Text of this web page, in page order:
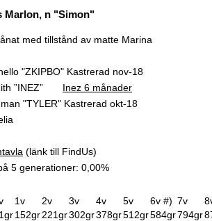
Marlon, n "Simon"
med tillstånd av matte Marina
"ZKIPBO" Kastrerad nov-18
”INEZ” Inez 6 månader
"TYLER" Kastrerad okt-18
(länk till FindUs)
5 generationer: 0,00%
1v 2v 3v 4v 5v 6v #) 7v
152gr221gr302gr378gr512gr584gr794gr